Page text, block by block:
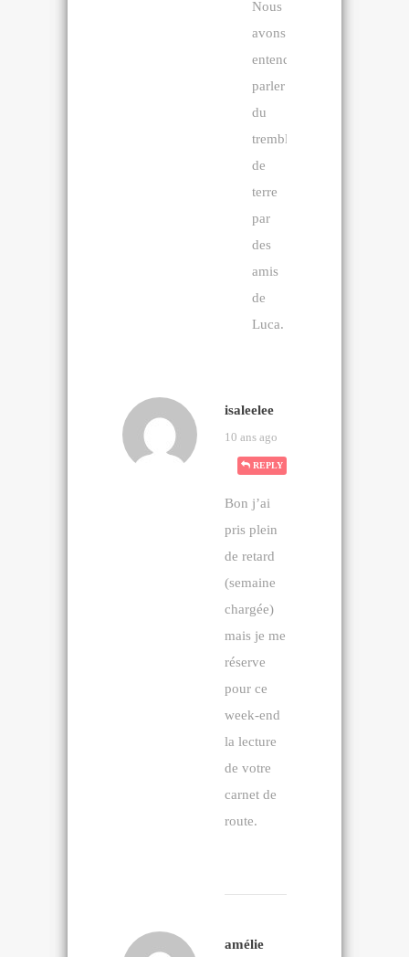
Nous
avons
entendu
parler
du
tremblement
de
terre
par
des
amis
de
Luca.
isaleelee
10 ans ago
REPLY
Bon j’ai
pris plein
de retard
(semaine
chargée)
mais je me
réserve
pour ce
week-end
la lecture
de votre
carnet de
route.
amélie